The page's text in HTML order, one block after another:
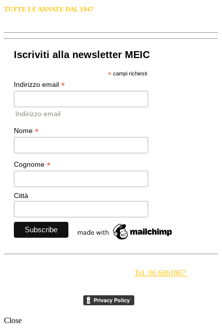
TUTTE LE ANNATE DAL 1947
Iscriviti alla newsletter MEIC
*campi richiesti
Indirizzo email *
Indirizzo email
Nome *
Cognome *
Città
Tel. 06 6861867
Close